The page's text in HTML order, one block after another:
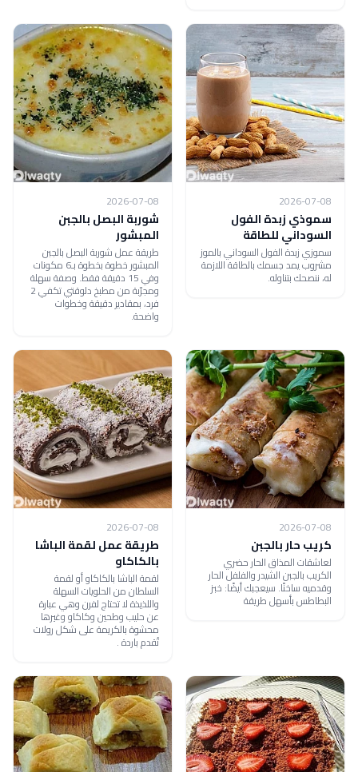
2026-07-08
سموذي زبدة الفول
السوداني للطاقة
سموزي زبدة الفول السوداني بالموز
مشروب يمد جسمك بالطاقة اللازمة
له، ننصحك بتناوله.
2026-07-08
شوربة البصل بالجبن
المبشور
طريقة عمل شوربة البصل بالجبن
المبشور خطوة بخطوة بـ6 مكونات
وفي 15 دقيقة فقط. وصفة سهلة
ومجرّبة من مطبخ دلوقتي تكفي 2
فرد، بمقادير دقيقة وخطوات
واضحة.
2026-07-08
كريب حار بالجبن
لعاشقات المذاق الحار حضري
الكريب بالجبن الشيدر والفلفل الحار
وقدميه ساخنًا. سيعجبك أيضًا: خبز
البطاطس بأسهل طريقة
2026-07-08
طريقة عمل لقمة الباشا
بالكاكاو
لقمة الباشا بالكاكاو أو لقمة
السلطان من الحلويات السهلة
واللذيذة لا تحتاج لفرن وهي عبارة
عن حليب وطحين وكاكاو وغيرها
محشوة بالكريمة على شكل رولات
تُقدم باردة .